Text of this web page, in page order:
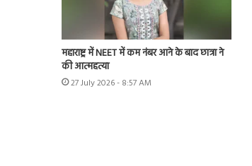
महाराष्ट्र में NEET में कम नंबर आने के बाद छात्रा ने
की आत्महत्या
27 July 2026 - 8:57 AM